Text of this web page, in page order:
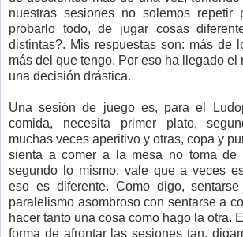
nuestras sesiones no solemos
probarlo todo, de jugar cosas
distintas?. Mis respuestas son: más de
más del que tengo. Por eso ha llegado el
una decisión drástica.
Una sesión de juego es, para el
comida, necesita primer plato,
muchas veces aperitivo y otras, copa y
sienta a comer a la mesa no toma de
segundo lo mismo, vale que a veces
eso es diferente. Como digo,
paralelismo asombroso con sentarse a
hacer tanto una cosa como hago la otra.
forma de afrontar las sesiones tan,